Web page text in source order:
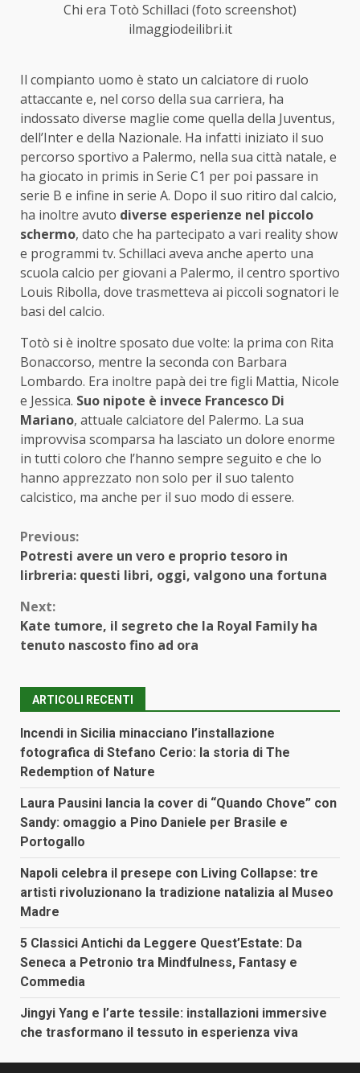
Chi era Totò Schillaci (foto screenshot)
ilmaggiodeilibri.it
Il compianto uomo è stato un calciatore di ruolo
attaccante e, nel corso della sua carriera, ha
indossato diverse maglie come quella della Juventus,
dell’Inter e della Nazionale. Ha infatti iniziato il suo
percorso sportivo a Palermo, nella sua città natale, e
ha giocato in primis in Serie C1 per poi passare in
serie B e infine in serie A. Dopo il suo ritiro dal calcio,
ha inoltre avuto diverse esperienze nel piccolo
schermo, dato che ha partecipato a vari reality show
e programmi tv. Schillaci aveva anche aperto una
scuola calcio per giovani a Palermo, il centro sportivo
Louis Ribolla, dove trasmetteva ai piccoli sognatori le
basi del calcio.
Totò si è inoltre sposato due volte: la prima con Rita
Bonaccorso, mentre la seconda con Barbara
Lombardo. Era inoltre papà dei tre figli Mattia, Nicole
e Jessica. Suo nipote è invece Francesco Di
Mariano, attuale calciatore del Palermo. La sua
improvvisa scomparsa ha lasciato un dolore enorme
in tutti coloro che l’hanno sempre seguito e che lo
hanno apprezzato non solo per il suo talento
calcistico, ma anche per il suo modo di essere.
Continue
Reading
Previous:
Potresti avere un vero e proprio tesoro in
lirbreria: questi libri, oggi, valgono una fortuna
Next:
Kate tumore, il segreto che la Royal Family ha
tenuto nascosto fino ad ora
ARTICOLI RECENTI
Incendi in Sicilia minacciano l’installazione
fotografica di Stefano Cerio: la storia di The
Redemption of Nature
Laura Pausini lancia la cover di “Quando Chove” con
Sandy: omaggio a Pino Daniele per Brasile e
Portogallo
Napoli celebra il presepe con Living Collapse: tre
artisti rivoluzionano la tradizione natalizia al Museo
Madre
5 Classici Antichi da Leggere Quest’Estate: Da
Seneca a Petronio tra Mindfulness, Fantasy e
Commedia
Jingyi Yang e l’arte tessile: installazioni immersive
che trasformano il tessuto in esperienza viva